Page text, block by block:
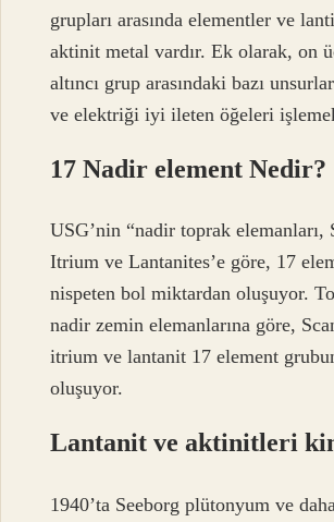
grupları arasında elementler ve
aktinit metal vardır. Ek olarak, on
altıncı grup arasındaki bazı
ve elektriği iyi ileten öğeleri
17 Nadir element Nedir?
USG’nin “nadir toprak elemanları,
Itrium ve Lantanites’e göre, 17
nispeten bol miktardan oluşuyor.
nadir zemin elemanlarına göre,
itrium ve lantanit 17 element
oluşuyor.
Lantanit ve aktinitleri
1940’ta Seeborg plütonyum ve